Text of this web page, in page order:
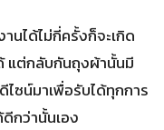
นได้ไม่กี่ครั้งก็จะเกิด
แต่กลับกันถุงผ้านั้นมี
ซน์มาเพื่อรับได้ทุกการ
กว่านั้นเอง